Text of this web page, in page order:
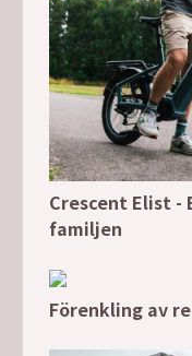
Crescent Elist -
familjen
Förenkling av